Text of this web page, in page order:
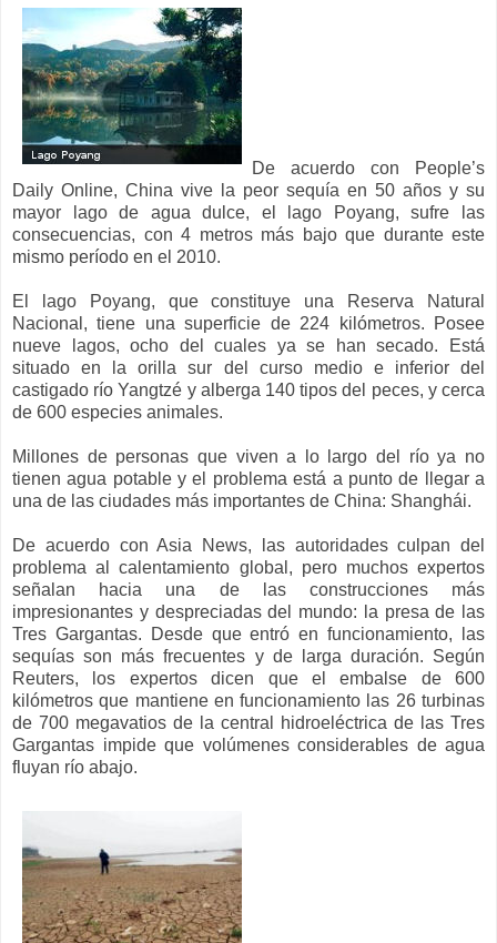
De acuerdo con People’s
Daily Online, China vive la peor sequía en 50 años y su
mayor lago de agua dulce, el lago Poyang, sufre las
consecuencias, con 4 metros más bajo que durante este
mismo período en el 2010.
El lago Poyang, que constituye una Reserva Natural
Nacional, tiene una superficie de 224 kilómetros. Posee
nueve lagos, ocho del cuales ya se han secado. Está
situado en la orilla sur del curso medio e inferior del
castigado río Yangtzé y alberga 140 tipos del peces, y cerca
de 600 especies animales.
Millones de personas que viven a lo largo del río ya no
tienen agua potable y el problema está a punto de llegar a
una de las ciudades más importantes de China: Shanghái.
De acuerdo con Asia News, las autoridades culpan del
problema al calentamiento global, pero muchos expertos
señalan hacia una de las construcciones más
impresionantes y despreciadas del mundo: la presa de las
Tres Gargantas. Desde que entró en funcionamiento, las
sequías son más frecuentes y de larga duración. Según
Reuters, los expertos dicen que el embalse de 600
kilómetros que mantiene en funcionamiento las 26 turbinas
de 700 megavatios de la central hidroeléctrica de las Tres
Gargantas impide que volúmenes considerables de agua
fluyan río abajo.